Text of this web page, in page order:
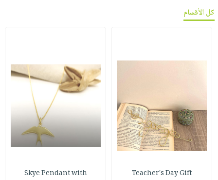
كل الأقسام
Teacher's Day Gift
Skye Pendant with